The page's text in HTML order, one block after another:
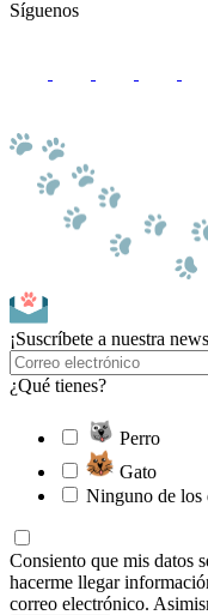
Síguenos
¡Suscríbete a nuestra
¿Qué tienes?
Perro
Gato
Ninguno de los
Consiento que mis datos
hacerme llegar
correo electrónico.